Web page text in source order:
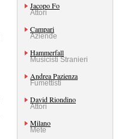
Jacopo Fo
Attori
Campari
Aziende
Hammerfall
Musicisti Stranieri
Andrea Pazienza
Fumettisti
David Riondino
Attori
Milano
Mete